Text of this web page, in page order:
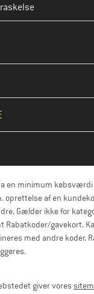
en minimum
oprettelse af en
Gælder ikke for
Rabatkoder/gavekort.
med andre koder.
giver vores